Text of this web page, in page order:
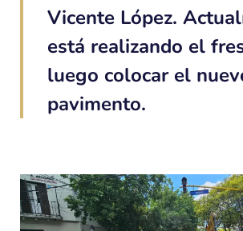
Vicente López.
está realizando el
luego colocar el
pavimento.